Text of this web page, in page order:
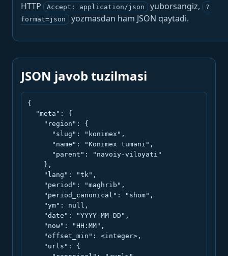
HTTP
Accept: application/json yuborsangiz,
?
format=json
yozmasdan ham JSON qaytadi.
JSON javob tuzilmasi
{
  "meta": {
    "region": {
      "slug": "konimex",
      "name": "Konimex tumani",
      "parent": "navoiy-viloyati"
    },
    "lang": "tk",
    "period": "maghrib",
    "period_canonical": "shom",
    "ym": null,
    "date": "YYYY-MM-DD",
    "now": "HH:MM",
    "offset_min": <integer>,
    "urls": {